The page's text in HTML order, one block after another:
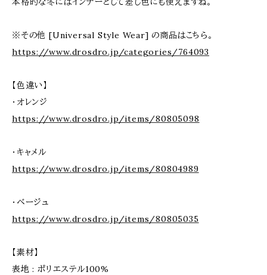
※その他 [Universal Style Wear] の商品はこちら。
https://www.drosdro.jp/categories/764093
【色違い】
・オレンジ
https://www.drosdro.jp/items/80805098
・キャメル
https://www.drosdro.jp/items/80804989
・ベージュ
https://www.drosdro.jp/items/80805035
【素材】
表地 : ポリエステル100%